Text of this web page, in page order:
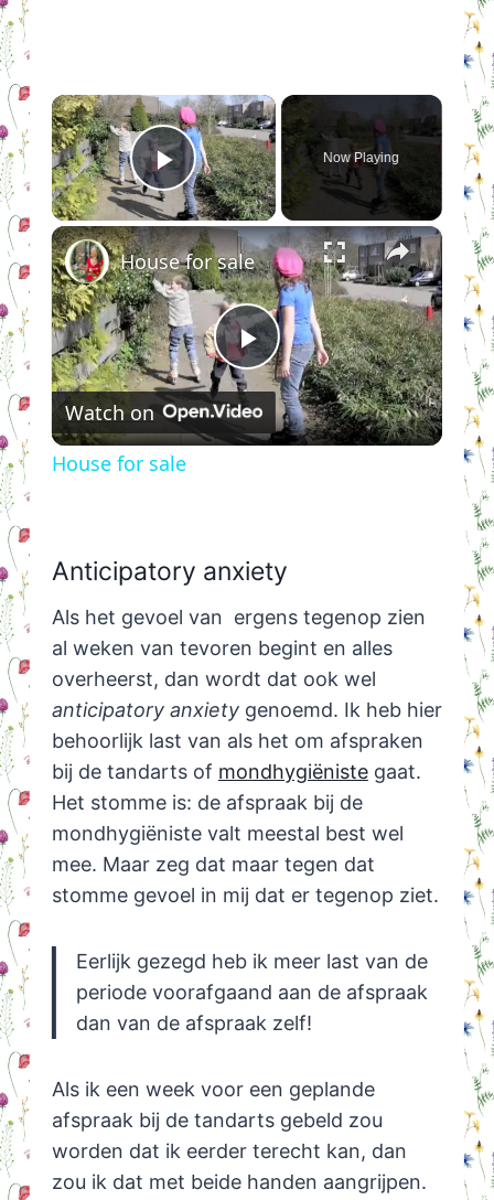
×
Play Video
Now Playing
×
Play
Video
House for sale
Watch on
House for sale
Anticipatory anxiety
Als het gevoel van ergens tegenop zien
al weken van tevoren begint en alles
overheerst, dan wordt dat ook wel
anticipatory anxietygenoemd. Ik heb hier
behoorlijk last van als het om afspraken
bij de tandarts of mondhygiënistegaat.
Het stomme is: de afspraak bij de
mondhygiëniste valt meestal best wel
mee. Maar zeg dat maar tegen dat
stomme gevoel in mij dat er tegenop ziet.
Eerlijk gezegd heb ik meer last van de
periode voorafgaand aan de afspraak
dan van de afspraak zelf!
Als ik een week voor een geplande
afspraak bij de tandarts gebeld zou
worden dat ik eerder terecht kan, dan
zou ik dat met beide handen aangrijpen.